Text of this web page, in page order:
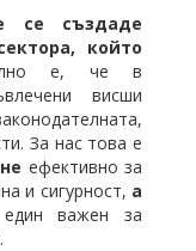
се създаде
който
е, че в
висши
За нас това е
не ефективно за
и сигурност, а
един важен за